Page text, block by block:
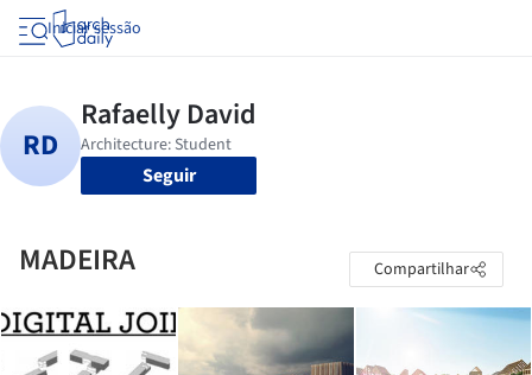
Iniciar sessão
Seguir
MADEIRA Compartilhar